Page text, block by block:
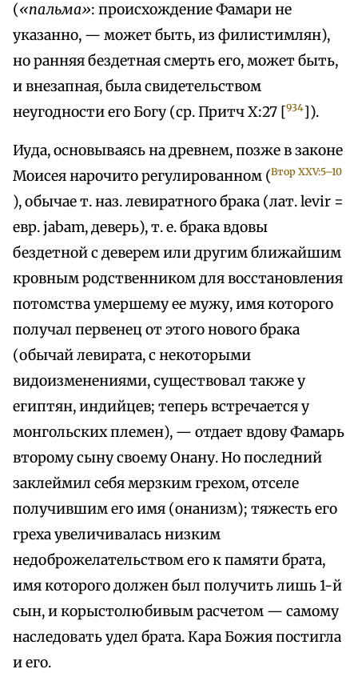
(«пальма»: происхождение Фамари не
указанно, — может быть, из филистимлян),
но ранняя бездетная смерть его, может быть,
и внезапная, была свидетельством
неугодности его Богу (ср. Притч X:27 [934]).
Иуда, основываясь на древнем, позже в законе
Моисея нарочито регулированном (Втор XXV:5–10
), обычае т. наз. левиратного брака (лат. levir =
евр. jabam, деверь), т. е. брака вдовы
бездетной с деверем или другим ближайшим
кровным родственником для восстановления
потомства умершему ее мужу, имя которого
получал первенец от этого нового брака
(обычай левирата, с некоторыми
видоизменениями, существовал также у
египтян, индийцев; теперь встречается у
монгольских племен), — отдает вдову Фамарь
второму сыну своему Онану. Но последний
заклеймил себя мерзким грехом, отселе
получившим его имя (онанизм); тяжесть его
греха увеличивалась низким
недоброжелательством его к памяти брата,
имя которого должен был получить лишь 1-й
сын, и корыстолюбивым расчетом — самому
наследовать удел брата. Кара Божия постигла
и его.